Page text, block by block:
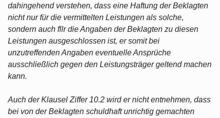
dahingehend verstehen, dass eine Haftung der Beklagten
nicht nur für die vermittelten Leistungen als solche,
sondern auch fllr die Angaben der Beklagten zu diesen
Leistungen ausgeschlossen ist, er somit bei
unzutreffenden Angaben eventuelle Ansprüche
ausschließlich gegen den Leistungsträger geltend machen
kann.
Auch der Klausel Ziffer 10.2 wird er nicht entnehmen, dass
bei von der Beklagten schuldhaft unrichtig gemachten